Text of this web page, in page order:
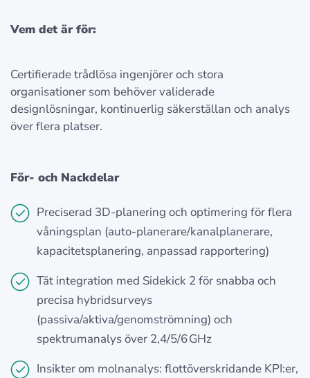
Vem det är för:
Certifierade trådlösa ingenjörer och stora
organisationer som behöver validerade
designlösningar, kontinuerlig säkerställan och analys
över flera platser.
För- och Nackdelar
Preciserad 3D‑planering och optimering för flera
våningsplan (auto‑planerare/kanalplanerare,
kapacitetsplanering, anpassad rapportering)
Tät integration med Sidekick 2 för snabba och
precisa hybridsurveys
(passiva/aktiva/genomströmning) och
spektrumanalys över 2,4/5/6 GHz
Insikter om molnanalys: flottöverskridande KPI:er,